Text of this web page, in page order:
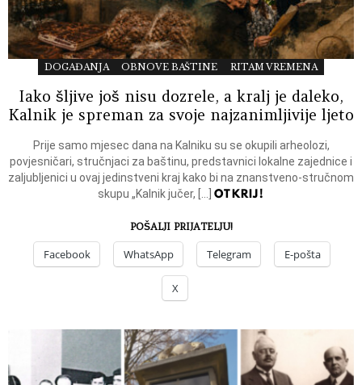
DOGAĐANJA OBNOVE BAŠTINE RITAM VREMENA
Iako šljive još nisu dozrele, a kralj je daleko,
Kalnik je spreman za svoje najzanimljivije ljeto
Prije samo mjesec dana na Kalniku su se okupili arheolozi,
povjesničari, stručnjaci za baštinu, predstavnici lokalne zajednice i
zaljubljenici u ovaj jedinstveni kraj kako bi na znanstveno-stručnom
skupu „Kalnik jučer, […] OTKRIJ!
POŠALJI PRIJATELJU!
Facebook WhatsApp Telegram E-pošta
X